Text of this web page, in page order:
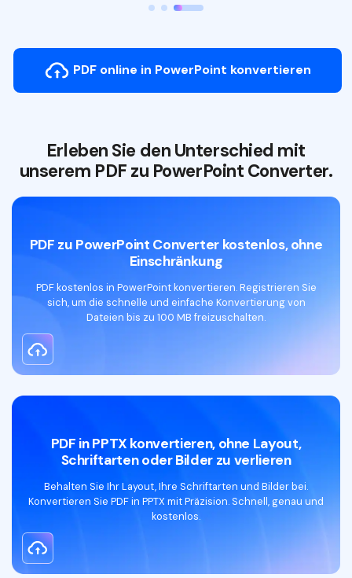
PDF online in PowerPoint konvertieren
Erleben Sie den Unterschied mit
unserem PDF zu PowerPoint Converter.
PDF zu PowerPoint Converter kostenlos, ohne
Einschränkung
PDF kostenlos in PowerPoint konvertieren. Registrieren Sie
sich, um die schnelle und einfache Konvertierung von
Dateien bis zu 100 MB freizuschalten.
PDF zu PPT Converter kostenloser Download
PDF in PPTX konvertieren, ohne Layout,
Schriftarten oder Bilder zu verlieren
Behalten Sie Ihr Layout, Ihre Schriftarten und Bilder bei.
Konvertieren Sie PDF in PPTX mit Präzision. Schnell, genau und
kostenlos.
PDF zu PPT Converter kostenloser Download